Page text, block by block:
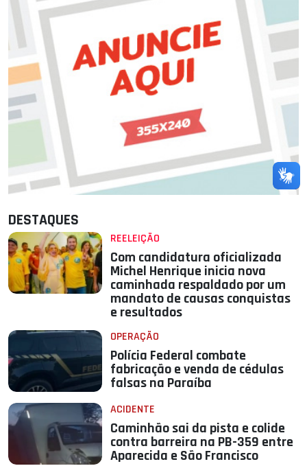
DESTAQUES
REELEIÇÃO
Com candidatura oficializada
Michel Henrique inicia nova
caminhada respaldado por um
mandato de causas conquistas
e resultados
OPERAÇÃO
Polícia Federal combate
fabricação e venda de cédulas
falsas na Paraíba
ACIDENTE
Caminhão sai da pista e colide
contra barreira na PB-359 entre
Aparecida e São Francisco